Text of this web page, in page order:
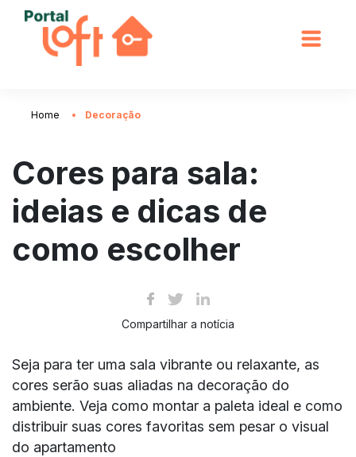
Home Decoração
Cores para sala:
ideias e dicas de
como escolher
Compartilhar a notícia
Seja para ter uma sala vibrante ou relaxante, as
cores serão suas aliadas na decoração do
ambiente. Veja como montar a paleta ideal e como
distribuir suas cores favoritas sem pesar o visual
do apartamento